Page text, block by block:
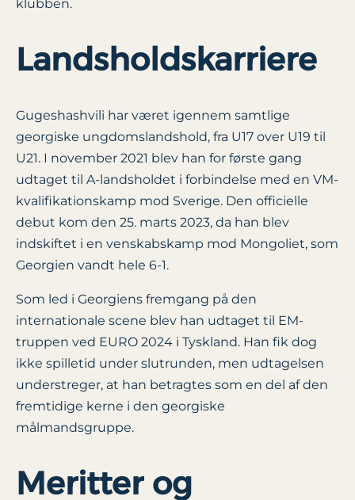
klubben.
Landsholdskarriere
Gugeshashvili har været igennem samtlige
georgiske ungdomslandshold, fra U17 over U19 til
U21. I november 2021 blev han for første gang
udtaget til A-landsholdet i forbindelse med en VM-
kvalifikationskamp mod Sverige. Den officielle
debut kom den 25. marts 2023, da han blev
indskiftet i en venskabskamp mod Mongoliet, som
Georgien vandt hele 6-1.
Som led i Georgiens fremgang på den
internationale scene blev han udtaget til EM-
truppen ved EURO 2024 i Tyskland. Han fik dog
ikke spilletid under slutrunden, men udtagelsen
understreger, at han betragtes som en del af den
fremtidige kerne i den georgiske
målmandsgruppe.
Meritter og